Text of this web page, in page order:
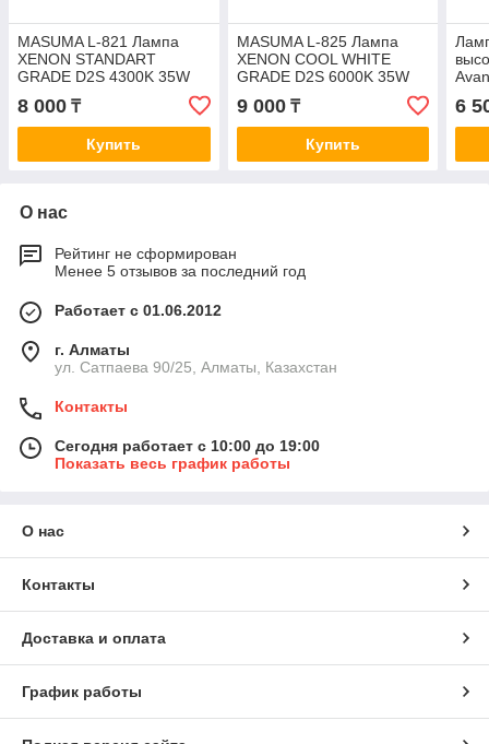
MASUMA L-821 Лампа
XENON STANDART
GRADE D2S 4300K 35W
8 000 ₸
Купить
MASUMA L-825 Лампа
XENON COOL WHITE
GRADE D2S 6000K 35W
9 000₸
Купить
шт.
6
О нас
Рейтинг не сформирован
Менее 5 отзывов за последний год
Работает с 01.06.2012
г. Алматы
ул. Сатпаева 90/25, Алматы, Казахстан
Контакты
Сегодня работает с 10:00 до 19:00
Показать весь график работы
О нас
Контакты
Доставка и оплата
График работы